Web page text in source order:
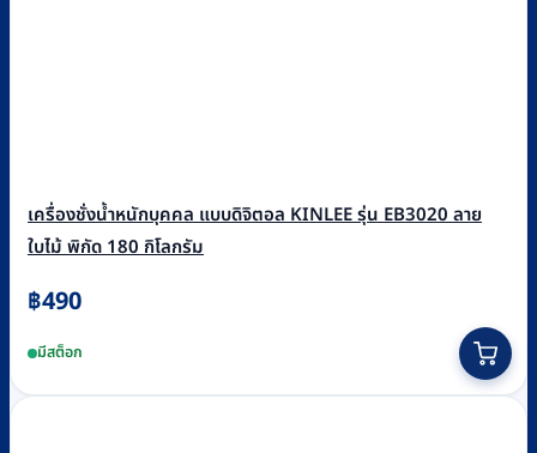
เครื่องชั่งน้ำหนักบุคคล แบบดิจิตอล KINLEE รุ่น EB3020 ลาย
ใบไม้ พิกัด 180 กิโลกรัม
฿490
มีสต็อก